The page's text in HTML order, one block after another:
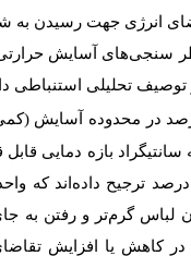
انرژی جهت رسیدن
سنجی‌های آسایش حرارتی
تحلیلی استنباطی
با استاندارد اشری، 49 درصد افراد دمای تعادل را ترجیح
خنثی این پژوهش 9/23 درجه سانتیگراد می باشد و محدوده 19 تا
گرم‌تر و رفتن به
کاهش یا افزایش